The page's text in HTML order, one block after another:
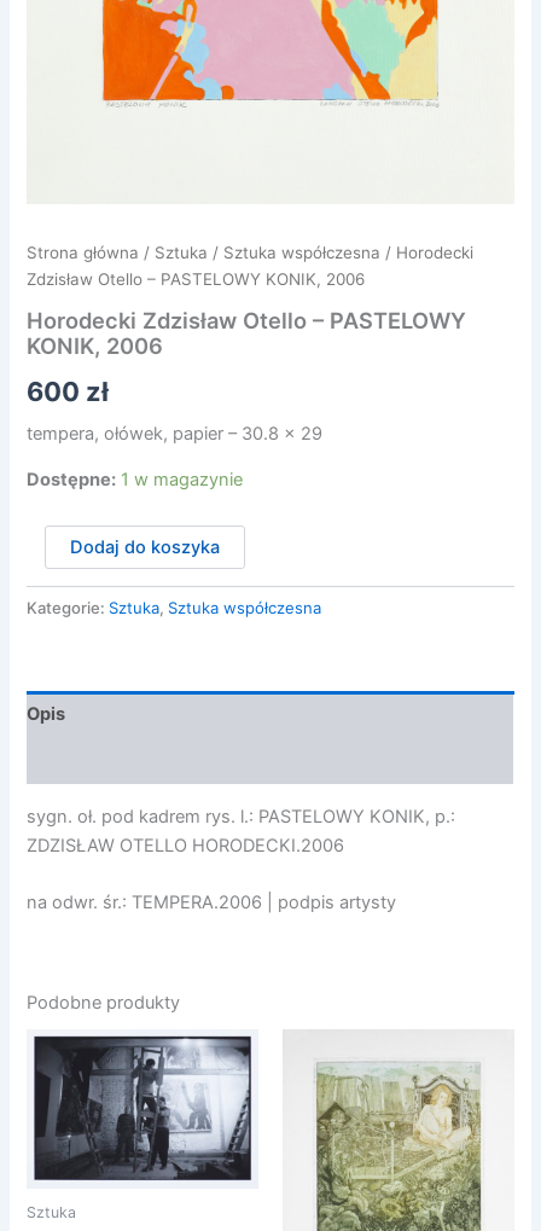
Strona główna / Sztuka / Sztuka współczesna / Horodecki
Zdzisław Otello – PASTELOWY KONIK, 2006
Horodecki Zdzisław Otello – PASTELOWY
KONIK, 2006
600 zł
tempera, ołówek, papier – 30.8 x 29
Dostępne: 1 w magazynie
Horodecki
Zdzisław
Otello
2006
Dodaj do koszyka
Kategorie: Sztuka, Sztuka współczesna
Opis
sygn. oł. pod kadrem rys. l.: PASTELOWY KONIK, p.:
ZDZISŁAW OTELLO HORODECKI.2006
na odwr. śr.: TEMPERA.2006 | podpis artysty
Podobne produkty
Sztuka